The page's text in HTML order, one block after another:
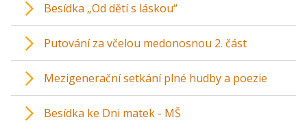
Besídka „Od dětí s láskou“
Putování za včelou medonosnou 2. část
Mezigenerační setkání plné hudby a poezie
Besídka ke Dni matek - MŠ